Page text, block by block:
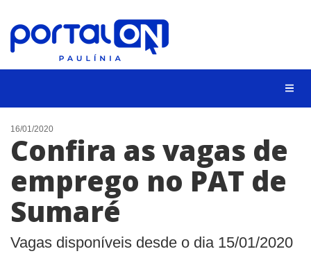
CIDADES
EVENTOS
EMPREGO
ANIVERSÁRIO DAS CIDADES
ANUNCIE
CONTATO
16/01/2020
Confira as vagas de
emprego no PAT de
Sumaré
Vagas disponíveis desde o dia 15/01/2020